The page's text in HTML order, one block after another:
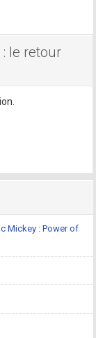
le retour
Mickey : Power of